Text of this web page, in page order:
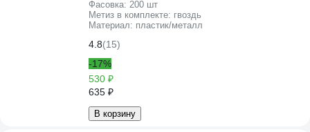
Фасовка: 200 шт
Метиз в комплекте: гвоздь
Материал: пластик/металл
4.8(15)
-17%
530 ₽
635 ₽
В корзину